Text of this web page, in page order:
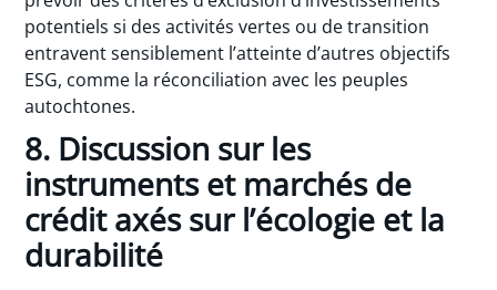
potentiels si des activités vertes ou de transition
entravent sensiblement l’atteinte d’autres objectifs
ESG, comme la réconciliation avec les peuples
autochtones.
8. Discussion sur les
instruments et marchés de
crédit axés sur l’écologie et la
durabilité